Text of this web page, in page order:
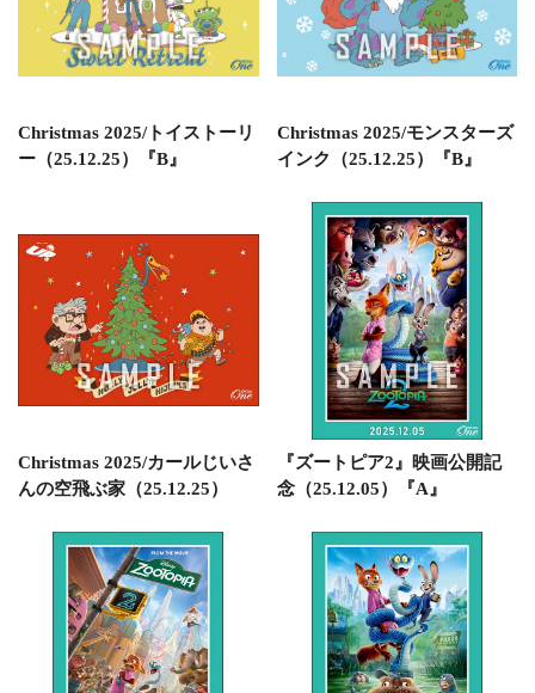
Christmas 2025/トイストーリ
ー（25.12.25）『B』
Christmas 2025/モンスターズ
インク（25.12.25）『B』
Christmas 2025/カールじいさ
んの空飛ぶ家（25.12.25）
『ズートピア2』映画公開記
念（25.12.05）『A』